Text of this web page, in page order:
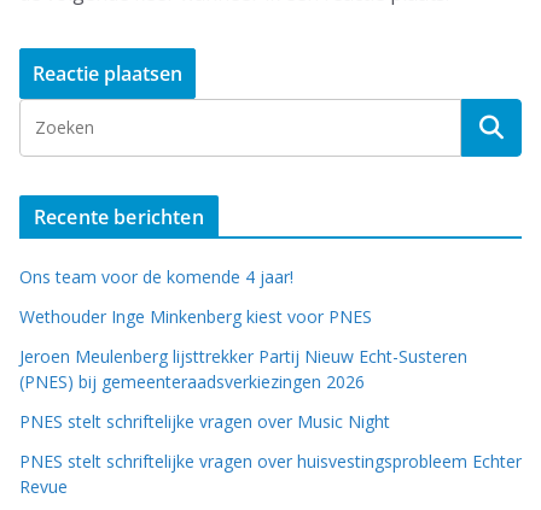
Recente berichten
Ons team voor de komende 4 jaar!
Wethouder Inge Minkenberg kiest voor PNES
Jeroen Meulenberg lijsttrekker Partij Nieuw Echt-Susteren
(PNES) bij gemeenteraadsverkiezingen 2026
PNES stelt schriftelijke vragen over Music Night
PNES stelt schriftelijke vragen over huisvestingsprobleem Echter
Revue